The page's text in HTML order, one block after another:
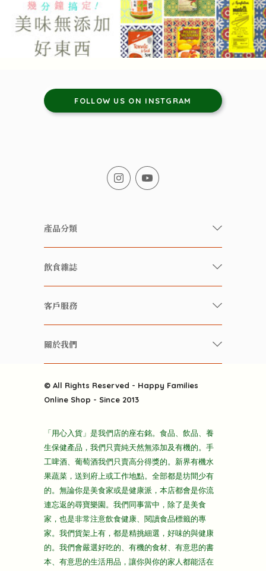
FOLLOW US ON INSTGRAM
產品分類
有機/無農藥新鮮蔬果
有機 / 無添加飲品
養生保健好東西
酒類
雜貨部
折上折大特價
主頁
飲食雜誌
快樂家庭 飲食雜誌
雲南搜食記
粒粒皆辛苦
快樂電視台
客戶服務
常見問題
關於我們
送貨
隱私政策
© All Rights Reserved - Happy Families
Online Shop - Since 2013
「用心入貨」是我們店的座右銘。食品、飲品、養
生保健產品，我們只賣純天然無添加及有機的。手
工啤酒、葡萄酒我們只賣高分得獎的。新界有機水
果蔬菜，送到府上或工作地點。全部都是坊間少有
的。無論你是美食家或是健康派，本店都會是你流
連忘返的尋寶樂園。我們同事當中，除了是美食
家，也是非常注意飲食健康、閱讀食品標籤的專
家。我們貨架上有，都是精挑細選，好味的與健康
的。我們會嚴選好吃的、有機的食材、有意思的書
本、有意思的生活用品，讓你與你的家人都能活在